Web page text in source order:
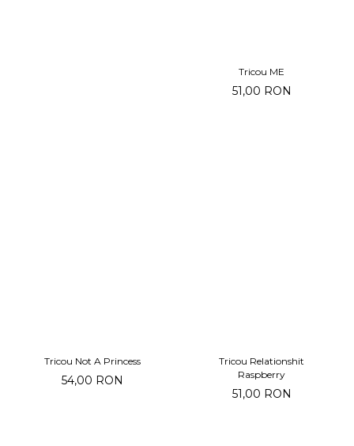
Tricou ME
51,00 RON
Tricou Not A Princess
54,00 RON
Tricou Relationshit
Raspberry
51,00 RON